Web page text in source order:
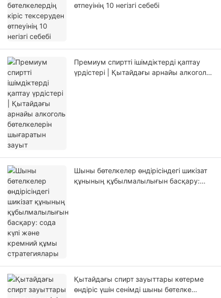
өтпеуінің 10 негізгі себебі
Премиум спиртті ішімдіктерді қаптау
үрдістері | Қытайдағы арнайы алкоголь
Шыны бөтелкелер өндірісіндегі шикізат
құнының құбылмалылығын басқару:
Қытайдағы спирт зауыттары көтерме
өндіріс үшін сенімді шыны бөтелке